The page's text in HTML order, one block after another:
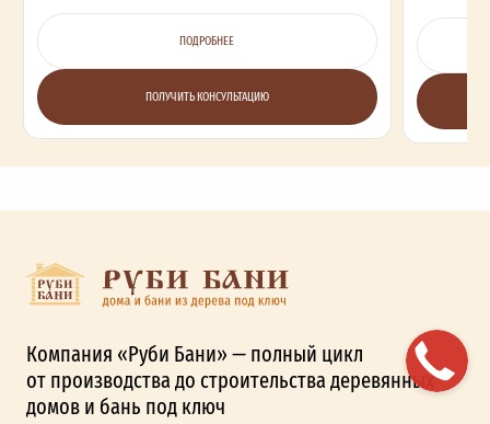
ПОДРОБНЕЕ
ПОЛУЧИТЬ КОНСУЛЬТАЦИЮ
Компания «Руби Бани» — полный цикл
от производства до строительства деревянных
домов и бань под ключ